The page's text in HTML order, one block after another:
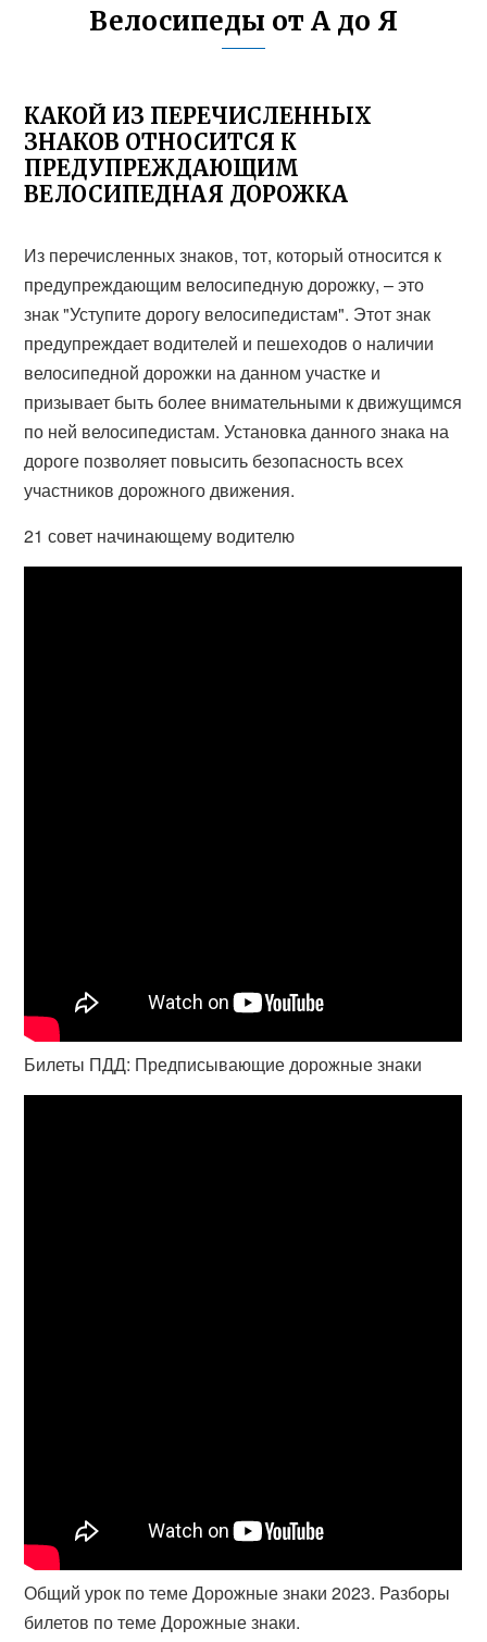
Велосипеды от А до Я
КАКОЙ ИЗ ПЕРЕЧИСЛЕННЫХ
ЗНАКОВ ОТНОСИТСЯ К
ПРЕДУПРЕЖДАЮЩИМ
ВЕЛОСИПЕДНАЯ ДОРОЖКА
Из перечисленных знаков, тот, который относится к
предупреждающим велосипедную дорожку, – это
знак "Уступите дорогу велосипедистам". Этот знак
предупреждает водителей и пешеходов о наличии
велосипедной дорожки на данном участке и
призывает быть более внимательными к движущимся
по ней велосипедистам. Установка данного знака на
дороге позволяет повысить безопасность всех
участников дорожного движения.
21 совет начинающему водителю
Билеты ПДД: Предписывающие дорожные знаки
Общий урок по теме Дорожные знаки 2023. Разборы
билетов по теме Дорожные знаки.